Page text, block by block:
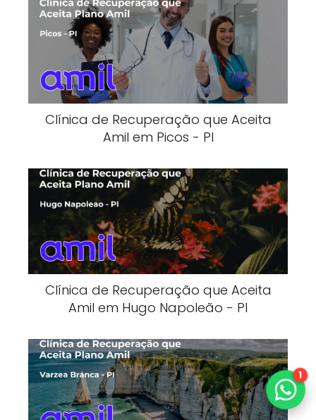
Clínica de Recuperação que Aceita
Amil em Picos - PI
Clínica de Recuperação que Aceita
Amil em Hugo Napoleão - PI
1